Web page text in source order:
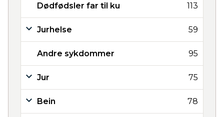
Dødfødsler far til ku 113
Jurhelse 59
Andre sykdommer 95
Jur 75
Bein 78